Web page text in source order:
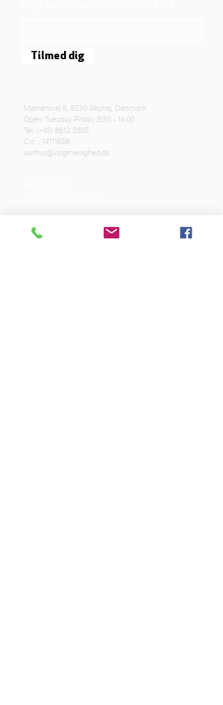
Tilmed dig
Mjølnersvej 6, 8230 Åbyhøj, Denmark
Open: Tuesday-Friday 9:30 - 14:00
Tel: (+45) 8612 2835
Cvr .: 14111638
aarhus@valgmenighed.dk